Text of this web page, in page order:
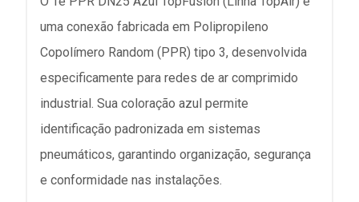
uma conexão fabricada em Polipropileno
Copolímero Random (PPR) tipo 3, desenvolvida
especificamente para redes de ar comprimido
industrial. Sua coloração azul permite
identificação padronizada em sistemas
pneumáticos, garantindo organização, segurança
e conformidade nas instalações.